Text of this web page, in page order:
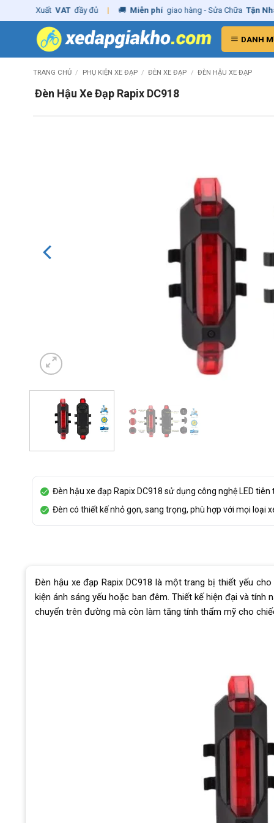
to
VAT đầy đủ | 🚚 Miễn phí giao hàng - Sửa Chữa Tận Nhà ✓
DANH
TRANG CHỦ / PHỤ KIỆN XE ĐẠP / ĐÈN XE ĐẠP / ĐÈN HẬU XE ĐẠP
Đèn Hậu Xe Đạp Rapix DC918
Đèn hậu xe đạp Rapix DC918 sử dụng công nghệ LED
Đèn có thiết kế nhỏ gọn, sang trọng, phù hợp với mọi loại
Đèn hậu xe đạp Rapix DC918 là một trang bị thiết yếu
kiện ánh sáng yếu hoặc ban đêm. Thiết kế hiện đại và
chuyển trên đường mà còn làm tăng tính thẩm mỹ cho